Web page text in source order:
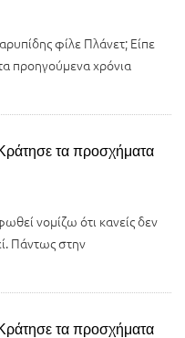
φίλε Πλάνετ; Είπε
προηγούμενα χρόνια
τα προσχήματα
νομίζω ότι κανείς δεν
Πάντως στην
τα προσχήματα